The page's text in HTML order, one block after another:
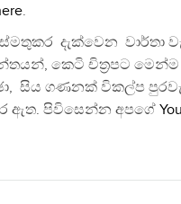
.
දැක්වෙන වාර්තා
කෙටි චිත්‍රපට මෙන්ම
සිය ගණනක් විකල්ප
ඇත. පිවිසෙන්න අපගේ